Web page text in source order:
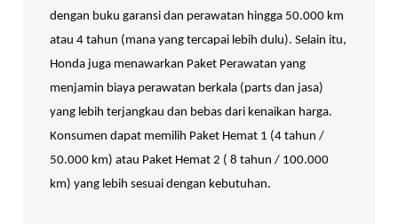
dengan buku garansi dan perawatan hingga 50.000 km
atau 4 tahun (mana yang tercapai lebih dulu). Selain itu,
Honda juga menawarkan Paket Perawatan yang
menjamin biaya perawatan berkala (parts dan jasa)
yang lebih terjangkau dan bebas dari kenaikan harga.
Konsumen dapat memilih Paket Hemat 1 (4 tahun /
50.000 km) atau Paket Hemat 2 ( 8 tahun / 100.000
km) yang lebih sesuai dengan kebutuhan.